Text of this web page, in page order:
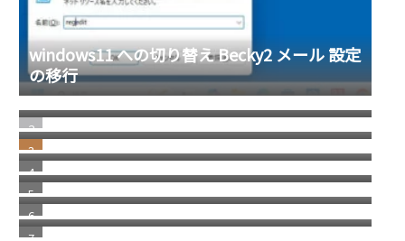
windows11 への切り替え Becky2 メール 設定
の移行
若い頃の失敗が、今の自分を助けてくれる瞬
間
日本にはパソコン修理店が多いという話
部品市場のリアルな裏側
消えた スコッチブランドの 貼ってはがせるテ
ープ
自分で考えることの重要性
福岡銀行の相次ぐ不祥事
2026/1 Update Paypal／ペイパルで月末残高
（入金）を確認する方法 リニューアル版